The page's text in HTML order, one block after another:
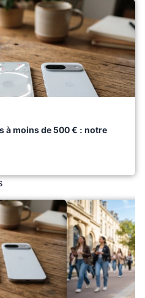
à moins de 500 € : notre